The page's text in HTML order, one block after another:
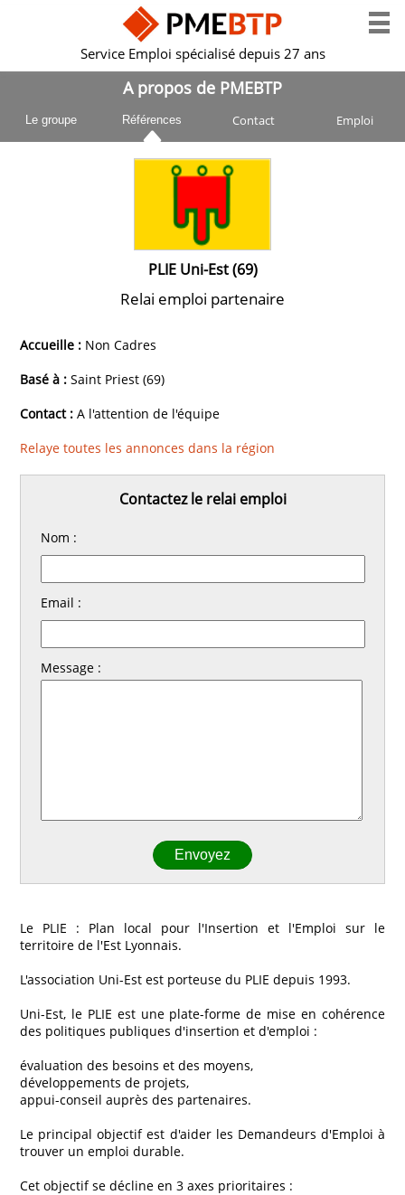
Service Emploi spécialisé depuis 27 ans
A propos de PMEBTP
Le groupe Références Contact Emploi
PLIE Uni-Est (69)
Relai emploi partenaire
Accueille : Non Cadres
Basé à : Saint Priest (69)
Contact : A l'attention de l'équipe
Relaye toutes les annonces dans la région
Contactez le relai emploi
Nom :
Email :
Message :
Le PLIE : Plan local pour l'Insertion et l'Emploi sur le
territoire de l'Est Lyonnais.
L'association Uni-Est est porteuse du PLIE depuis 1993.
Uni-Est, le PLIE est une plate-forme de mise en cohérence
des politiques publiques d'insertion et d'emploi :
évaluation des besoins et des moyens,
développements de projets,
appui-conseil auprès des partenaires.
Le principal objectif est d'aider les Demandeurs d'Emploi à
trouver un emploi durable.
Cet objectif se décline en 3 axes prioritaires :